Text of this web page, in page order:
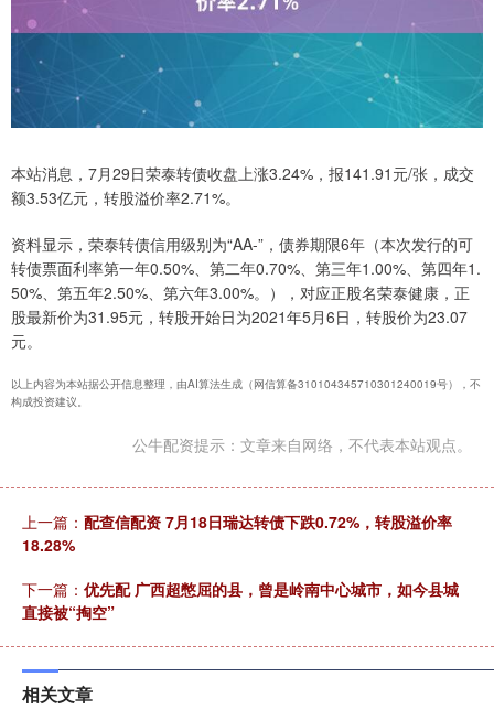
本站消息，7月29日荣泰转债收盘上涨3.24%，报141.91元/张，成交
额3.53亿元，转股溢价率2.71%。
资料显示，荣泰转债信用级别为“AA-”，债券期限6年（本次发行的可
转债票面利率第一年0.50%、第二年0.70%、第三年1.00%、第四年1.
50%、第五年2.50%、第六年3.00%。），对应正股名荣泰健康，正
股最新价为31.95元，转股开始日为2021年5月6日，转股价为23.07
元。
以上内容为本站据公开信息整理，由AI算法生成（网信算备310104345710301240019号），不
构成投资建议。
公牛配资提示：文章来自网络，不代表本站观点。
上一篇： 配查信配资 7月18日瑞达转债下跌0.72%，转股溢价率
18.28%
下一篇： 优先配 广西超憋屈的县，曾是岭南中心城市，如今县城
直接被“掏空”
相关文章